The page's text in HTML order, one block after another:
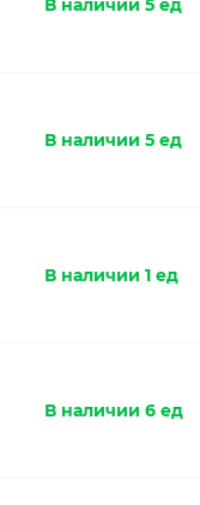
В наличии 5 ед
В наличии 5 ед
В наличии 1 ед
В наличии 6 ед